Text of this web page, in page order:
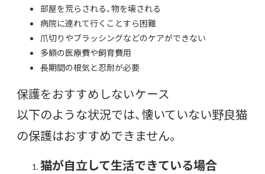
部屋を荒らされる、物を壊される
病院に連れて行くことすら困難
爪切りやブラッシングなどのケアができない
多額の医療費や飼育費用
長期間の根気と忍耐が必要
保護をおすすめしないケース
以下のような状況では、懐いていない野良猫
の保護はおすすめできません。
猫が自立して生活できている場合